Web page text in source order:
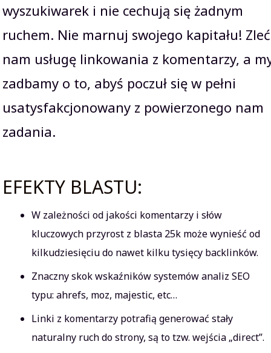
wyszukiwarek i nie cechują się żadnym
ruchem. Nie marnuj swojego kapitału! Zleć
nam usługę linkowania z komentarzy, a
zadbamy o to, abyś poczuł się w pełni
usatysfakcjonowany z powierzonego nam
zadania.
EFEKTY BLASTU:
W zależności od jakości komentarzy i słów
kluczowych przyrost z blasta 25k może wynieść od
kilkudziesięciu do nawet kilku tysięcy backlinków.
Znaczny skok wskaźników systemów analiz SEO
typu: ahrefs, moz, majestic, etc…
Linki z komentarzy potrafią generować stały
naturalny ruch do strony, są to tzw. wejścia „direct”.